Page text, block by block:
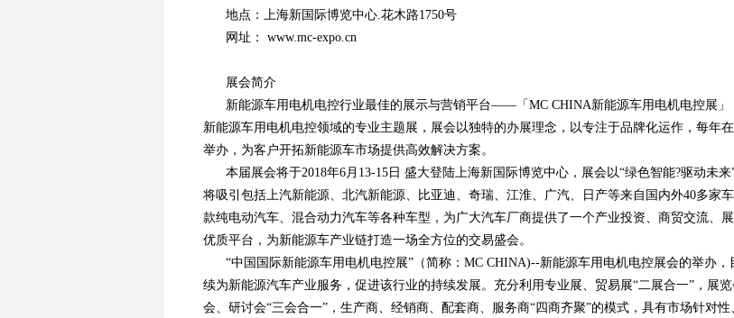
地点：上海新国际博览中心.花木路1750号
网址： www.mc-expo.cn
展会简介
新能源车用电机电控行业最佳的展示与营销平台——「MC CHINA新能源车用电机电控展」
新能源车用电机电控领域的专业主题展，展会以独特的办展理念，以专注于品牌化运作，每年
举办，为客户开拓新能源车市场提供高效解决方案。
本届展会将于2018年6月13-15日 盛大登陆上海新国际博览中心，展会以“绿色智能?驱动未来
将吸引包括上汽新能源、北汽新能源、比亚迪、奇瑞、江淮、广汽、日产等来自国内外40多家
款纯电动汽车、混合动力汽车等各种车型，为广大汽车厂商提供了一个产业投资、商贸交流、
优质平台，为新能源车产业链打造一场全方位的交易盛会。
“中国国际新能源车用电机电控展”（简称：MC CHINA)--新能源车用电机电控展会的举办，
续为新能源汽车产业服务，促进该行业的持续发展。充分利用专业展、贸易展“二展合一”，展
会、研讨会“三会合一”，生产商、经销商、配套商、服务商“四商齐聚”的模式，具有市场针对